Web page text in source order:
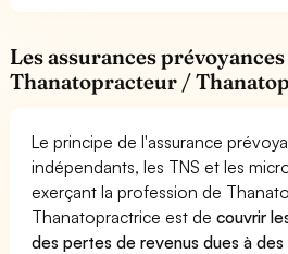
Les assurances
Thanatopracteur /
Le principe de l'assurance
indépendants, les TNS et les
exerçant la profession de
Thanatopractrice est decouvrir
des pertes de revenus dues à